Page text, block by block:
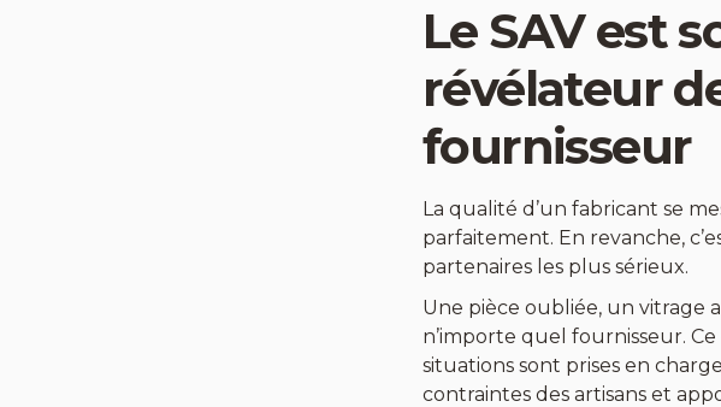
Le SAV est
révélateur
fournisseur
La qualité d’un fabricant se
parfaitement. En revanche,
partenaires les plus sérieux.
Une pièce oubliée, un
n’importe quel fournisseur.
situations sont prises en
contraintes des artisans et